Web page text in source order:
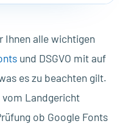
Ihnen alle wichtigen
und DSGVO mit auf
es zu beachten gilt.
Landgericht
ob Google Fonts